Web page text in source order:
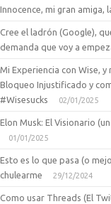
Innocence, mi gran amiga,
Cree el ladrón (Google),
demanda que voy a
Mi Experiencia con Wise,
Bloqueo Injustificado y
#Wisesucks
02/01/2025
Elon Musk: El Visionario
01/01/2025
Esto es lo que pasa (o
chulearme
29/12/2024
Como usar Threads (El